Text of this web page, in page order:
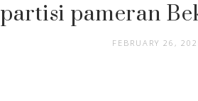
pameran
FEBRUARY 26,